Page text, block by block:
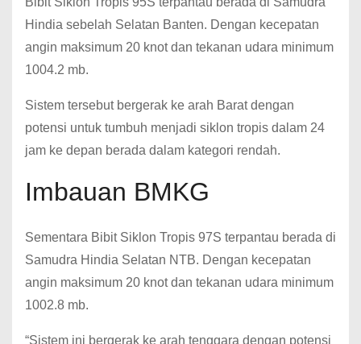
Hindia sebelah Selatan Banten. Dengan kecepatan
angin maksimum 20 knot dan tekanan udara minimum
1004.2 mb.
Sistem tersebut bergerak ke arah Barat dengan
potensi untuk tumbuh menjadi siklon tropis dalam 24
jam ke depan berada dalam kategori rendah.
Imbauan BMKG
Sementara Bibit Siklon Tropis 97S terpantau berada di
Samudra Hindia Selatan NTB. Dengan kecepatan
angin maksimum 20 knot dan tekanan udara minimum
1002.8 mb.
“Sistem ini bergerak ke arah tenggara dengan potensi